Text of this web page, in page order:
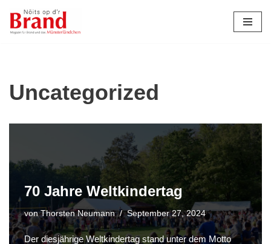
Zum
Uncategorized
70 Jahre Weltkindertag
vonThorsten Neumann September 27, 2024
Der diesjährige Weltkindertag stand unter dem Motto